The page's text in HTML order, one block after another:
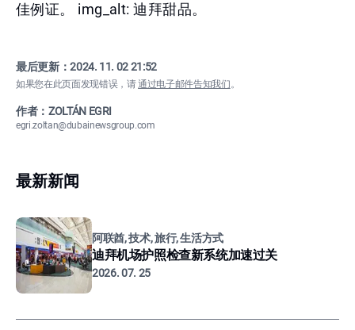
佳例证。 img_alt: 迪拜甜品。
最后更新：2024. 11. 02 21:52
如果您在此页面发现错误，请通过电子邮件告知我们。
作者：ZOLTÁN EGRI
egri.zoltan@dubainewsgroup.com
最新新闻
阿联酋, 技术, 旅行, 生活方式
迪拜机场护照检查新系统加速过关
2026. 07. 25